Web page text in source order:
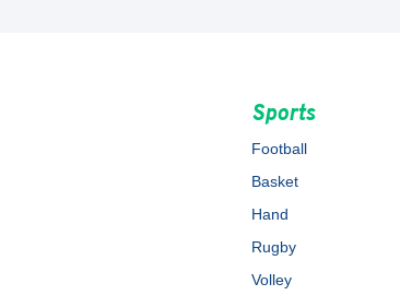
Sports
Football
Basket
Hand
Rugby
Volley